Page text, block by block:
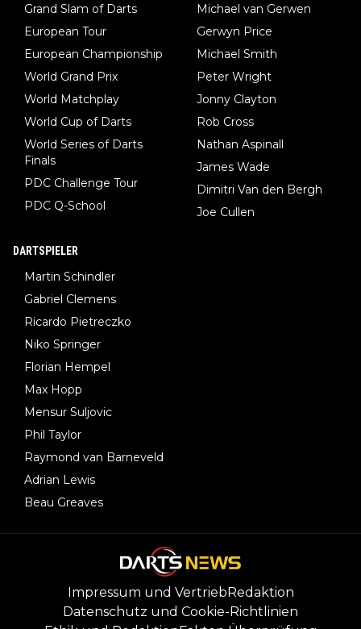
Grand Slam of Darts
European Tour
European Championship
World Grand Prix
World Matchplay
World Cup of Darts
World Series of Darts
Finals
PDC Challenge Tour
PDC Q-School
Michael van Gerwen
Gerwyn Price
Michael Smith
Peter Wright
Jonny Clayton
Rob Cross
Nathan Aspinall
James Wade
Dimitri Van den Bergh
Joe Cullen
DARTSPIELER
Martin Schindler
Gabriel Clemens
Ricardo Pietreczko
Niko Springer
Florian Hempel
Max Hopp
Mensur Suljovic
Phil Taylor
Raymond van Barneveld
Adrian Lewis
Beau Greaves
Impressum und Vertrieb Redaktion
Datenschutz und Cookie-Richtlinien